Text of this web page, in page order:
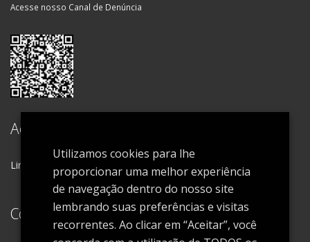
Acesse nosso Canal de Denúncia
Acesse
Linkedin
Código de ética e conduta
Utilizamos cookies para lhe
proporcionar uma melhor experiência
de navegação dentro do nosso site
lembrando suas preferências e visitas
recorrentes. Ao clicar em “Aceitar”, você